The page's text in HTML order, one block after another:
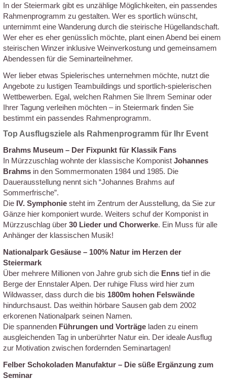
In der Steiermark gibt es unzählige Möglichkeiten, ein passendes
Rahmenprogramm zu gestalten. Wer es sportlich wünscht,
unternimmt eine Wanderung durch die steirische Hügellandschaft.
Wer eher es eher genüsslich möchte, plant einen Abend bei einem
steirischen Winzer inklusive Weinverkostung und gemeinsamem
Abendessen für die Seminarteilnehmer.
Wer lieber etwas Spielerisches unternehmen möchte, nutzt die
Angebote zu lustigen Teambuildings und sportlich-spielerischen
Wettbewerben. Egal, welchen Rahmen Sie Ihrem Seminar oder
Ihrer Tagung verleihen möchten – in Steiermark finden Sie
bestimmt ein passendes Rahmenprogramm.
Top Ausflugsziele als Rahmenprogramm für Ihr Event
Brahms Museum – Der Fixpunkt für Klassik Fans
In Mürzzuschlag wohnte der klassische Komponist Johannes
Brahms in den Sommermonaten 1984 und 1985. Die
Dauerausstellung nennt sich “Johannes Brahms auf
Sommerfrische”.
Die IV. Symphonie steht im Zentrum der Ausstellung, da Sie zur
Gänze hier komponiert wurde. Weiters schuf der Komponist in
Mürzzuschlag über 30 Lieder und Chorwerke. Ein Muss für alle
Anhänger der klassischen Musik!
Nationalpark Gesäuse – 100% Natur im Herzen der
Steiermark
Über mehrere Millionen von Jahre grub sich die Enns tief in die
Berge der Ennstaler Alpen. Der ruhige Fluss wird hier zum
Wildwasser, dass durch die bis 1800m hohen Felswände
hindurchsaust. Das weithin hörbare Sausen gab dem 2002
erkorenen Nationalpark seinen Namen.
Die spannenden Führungen und Vorträge laden zu einem
ausgleichenden Tag in unberührter Natur ein. Der ideale Ausflug
zur Motivation zwischen fordernden Seminartagen!
Felber Schokoladen Manufaktur – Die süße Ergänzung zum
Seminar